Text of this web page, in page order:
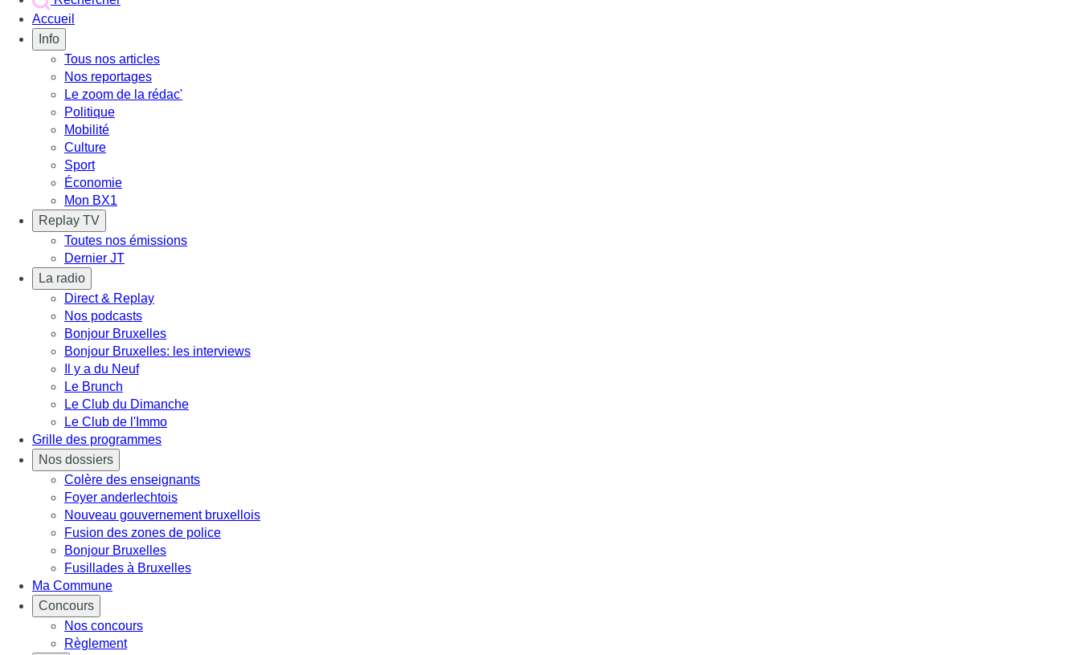
Accueil
Info
Tous nos articles
Nos reportages
Le zoom de la rédac'
Politique
Mobilité
Culture
Sport
Économie
Mon BX1
Replay TV
Toutes nos émissions
Dernier JT
La radio
Direct & Replay
Nos podcasts
Bonjour Bruxelles
Bonjour Bruxelles: les interviews
Il y a du Neuf
Le Brunch
Le Club du Dimanche
Le Club de l'Immo
Grille des programmes
Nos dossiers
Colère des enseignants
Foyer anderlechtois
Nouveau gouvernement bruxellois
Fusion des zones de police
Bonjour Bruxelles
Fusillades à Bruxelles
Ma Commune
Concours
Nos concours
Règlement